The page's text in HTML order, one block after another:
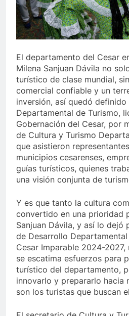
último de Berosca y Jesús Vides
destituyó docente que abusó
El departamento del Cesar
Milena Sanjuan Dávila no
turístico de clase mundial,
comercial confiable y un
inversión, así quedó definido
Departamental de Turismo,
Gobernación del Cesar, por
de Cultura y Turismo
que asistieron
municipios cesarenses,
guías turísticos, quienes
una visión conjunta de
Y es que tanto la cultura
convertido en una prioridad
Sanjuan Dávila, y así lo dejó
de Desarrollo
Cesar Imparable 2024-
se escatima esfuerzos para
turístico del departamento,
innovarlo y prepararlo hacia
son los turistas que buscan